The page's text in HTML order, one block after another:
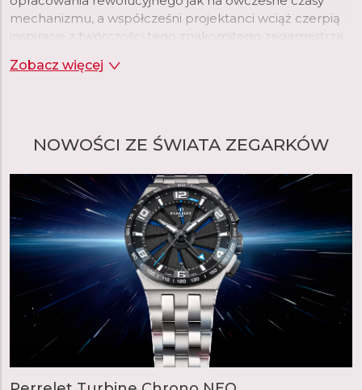
mechanizmu, a współcześni projektanci wciąż czerpią
inspirację z twórczości tego znakomitego zegarmistrza.
oraz najwyższej jakości mechanizmy.
Zobacz więcej
NOWOŚCI ZE ŚWIATA ZEGARKÓW